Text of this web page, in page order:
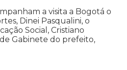
a visita a Bogotá o
Dinei Pasqualini, o
Social, Cristiano
Gabinete do prefeito,